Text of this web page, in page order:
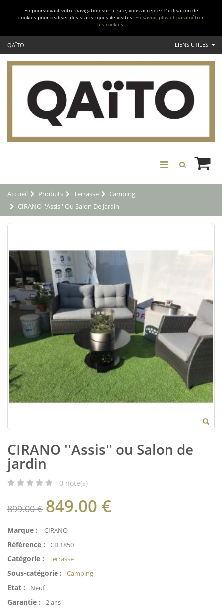
En poursuivant votre navigation sur ce site, vous acceptez l'utilisation de
cookies pour réaliser des statistiques de visites. En savoir plus et paramétrer
les cookies.
QAÏTO LIENS UTILES
Accueil Produits Terrasse
Camping
CIRANO ''Assis'' Ou Salon De Jardin
CIRANO ''Assis'' ou Salon de
jardin
0 note(s)
899.00 € 849.00 €
Marque : CIRANO
Référence : CD 1850
Catégorie : Terrasse
Sous-catégorie : Camping
Etat : Neuf
Garantie : 2 ans